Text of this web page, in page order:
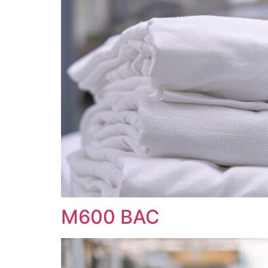
M600 BAC